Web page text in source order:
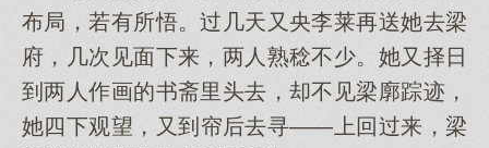
布局，若有所悟。过几天又央李莱再送她去梁
府，几次见面下来，两人熟稔不少。她又择日
到两人作画的书斋里头去，却不见梁廓踪迹，
她四下观望，又到帘后去寻——上回过来，梁